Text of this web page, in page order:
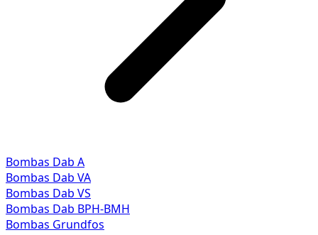
Bombas Dab A
Bombas Dab VA
Bombas Dab VS
Bombas Dab BPH-BMH
Bombas Grundfos